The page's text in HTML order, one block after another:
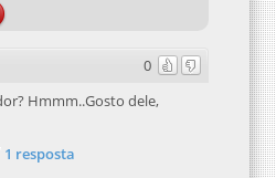
0
Hmmm..Gosto dele,
1 resposta